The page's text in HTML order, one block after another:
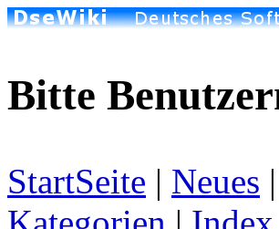
Bitte
StartSeite | Neues |